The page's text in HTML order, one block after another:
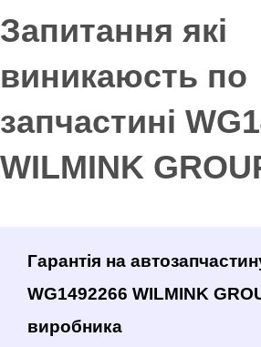
Запитання які
виникаюсть по
запчастині
WILMINK
Гарантія на
WG1492266 WILMINK
виробника